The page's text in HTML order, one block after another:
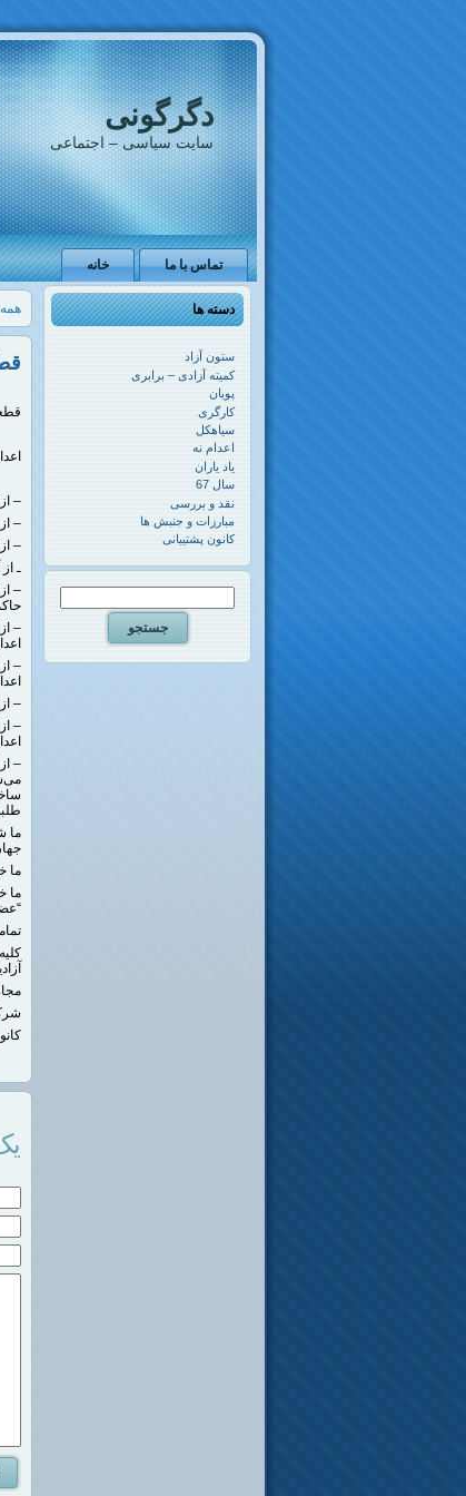
دگرگونی
سایت سیاسی – اجتماعی
خانه تماس با ما
قطعنامه
–
–
–
ـ
–
– از
–
–
ما
ما
ما
دسته ها
ستون آزاد
کمیته آزادی – برابری
پویان
کارگری
سیاهکل
اعدام نه
یاد یاران
سال 67
نقد و بررسی
مبارزات و جنبش ها
کانون پشتیبانی